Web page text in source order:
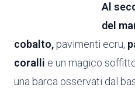
Al
del
cobalto, pavimenti ecru,
coralli e un magico
una barca osservati dal